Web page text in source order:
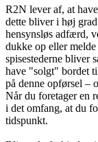
R2N lever af, at
dette bliver i høj
hensynsløs adfærd,
dukke op eller
spisestederne bliver
have "solgt" bordet
på denne opførsel –
Når du foretager en
i det omfang, at du
tidspunkt.